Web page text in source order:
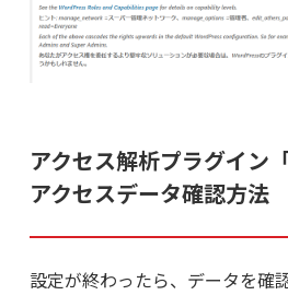
アクセス解析プラグイン
アクセスデータ確認方法
設定が終わったら、データを確